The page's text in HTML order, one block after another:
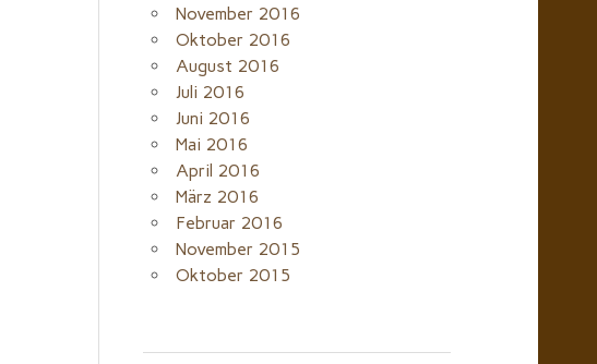
November 2016
Oktober 2016
August 2016
Juli 2016
Juni 2016
Mai 2016
April 2016
März 2016
Februar 2016
November 2015
Oktober 2015